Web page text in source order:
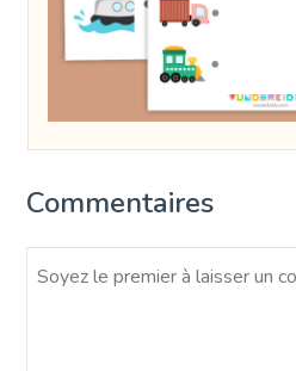
Commentaires